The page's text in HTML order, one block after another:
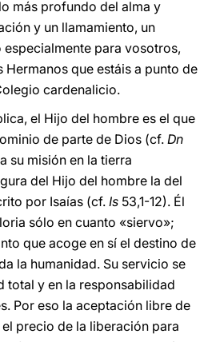
más profundo del alma y
y un llamamiento, un
para vosotros,
que estáis a punto de
cardenalicio.
el Hijo del hombre es el que
de parte de Dios (cf. Dn
su misión en la tierra
del Hijo del hombre la del
por Isaías (cf. Is 53,1-12). Él
sólo en cuanto «siervo»;
que acoge en sí el destino de
la humanidad. Su servicio se
total y en la responsabilidad
Por eso la aceptación libre de
precio de la liberación para